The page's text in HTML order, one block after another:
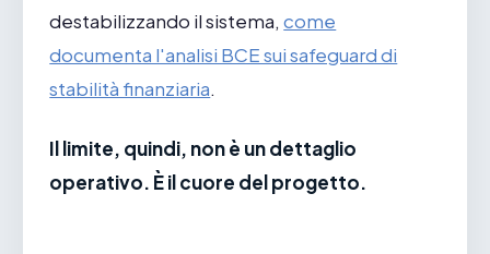
destabilizzando il sistema,come
documenta l'analisi BCE sui safeguard di
stabilità finanziaria.
Il limite, quindi, non è un dettaglio
operativo. È il cuore del progetto.